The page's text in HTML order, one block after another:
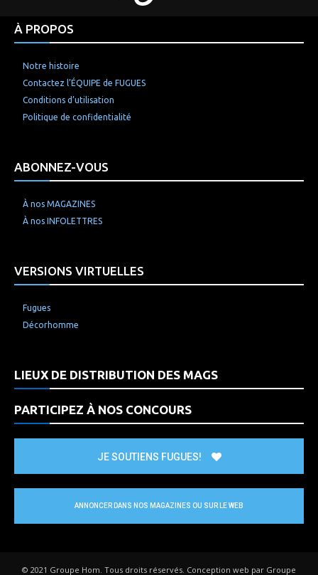
À PROPOS
Notre histoire
Contactez l’ÉQUIPE de FUGUES
Conditions d’utilisation
Politique de confidentialité
ABONNEZ-VOUS
À nos MAGAZINES
À nos INFOLETTRES
VERSIONS VIRTUELLES
Fugues
Décorhomme
LIEUX DE DISTRIBUTION DES MAGS
PARTICIPEZ À NOS CONCOURS
JE SOUTIENS FUGUES!
ANNONCER DANS NOS MAGAZINES OU SUR LE WEB
© 2021 Groupe Hom. Tous droits réservés. Conception web par Groupe